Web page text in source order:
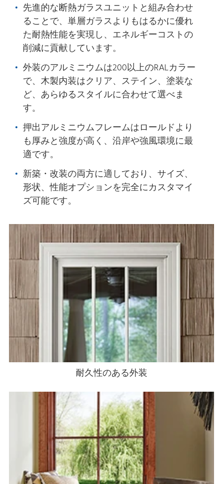
先進的な断熱ガラスユニットと組み合わせ
ることで、単層ガラスよりもはるかに優れ
た耐熱性能を実現し、エネルギーコストの
削減に貢献しています。
外装のアルミニウムは200以上のRALカラー
で、木製内装はクリア、ステイン、塗装な
ど、あらゆるスタイルに合わせて選べま
す。
押出アルミニウムフレームはロールドより
も厚みと強度が高く、沿岸や強風環境に最
適です。
新築・改装の両方に適しており、サイズ、
形状、性能オプションを完全にカスタマイ
ズ可能です。
耐久性のある外装